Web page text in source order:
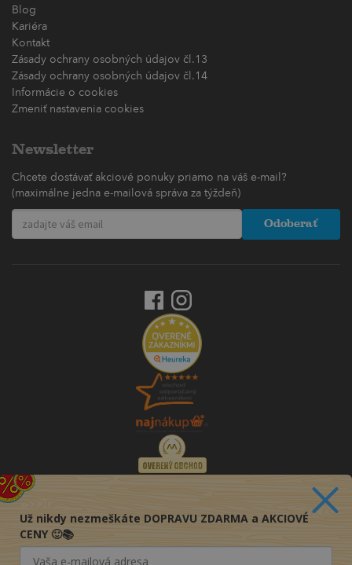
Blog
Kariéra
Kontakt
Zásady ochrany osobných údajov čl.13
Zásady ochrany osobných údajov čl.14
Informácie o cookies
Zmeniť nastavenia cookies
Newsletter
Chcete dostávať akciové ponuky priamo na váš e-mail?
(maximálne jedna e-mailová správa za týždeň)
Odoberať
Už nikdy nezmeškáte DOPRAVU ZDARMA a AKCIOVÉ
CENY 🙂📚